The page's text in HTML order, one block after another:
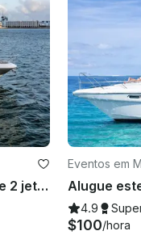
Iate Azimut de prestígio de 75 pés e 2 jet skis
Eventos em
4.9
$100/hora